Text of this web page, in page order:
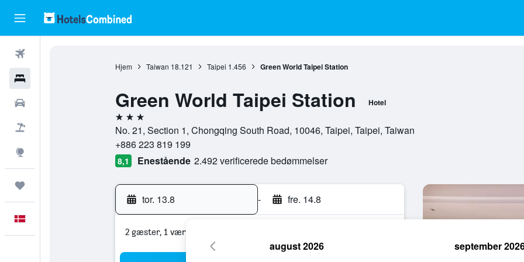
Hjem Taiwan 18.121 Taipei 1.456 Green World Taipei Station
Green World Taipei Station Hotel
3 stjerner
No. 21, Section 1, Chongqing South Road, 10046, Taipei, Taipei, Taiwan
+886 223 819 199
8,1 Enestående 2.492 verificerede bedømmelser
tor. 13.8 - fre. 14.8
2 gæster, 1 værelse
august 2026 september